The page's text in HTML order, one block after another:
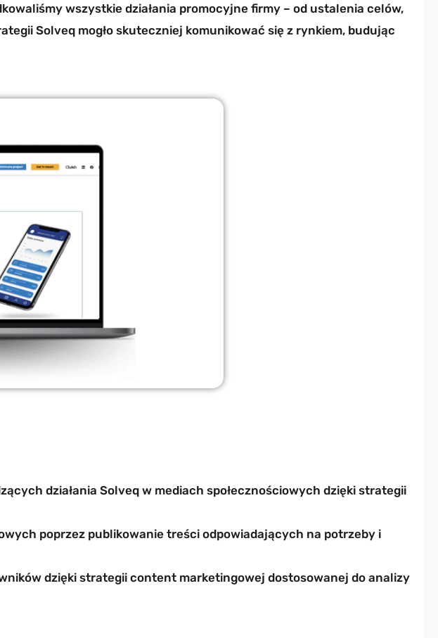
wszystkie działania promocyjne firmy – od ustalenia celów,
Solveq mogło skuteczniej komunikować się z rynkiem, budując
działania Solveq w mediach społecznościowych dzięki strategii
poprzez publikowanie treści odpowiadających na potrzeby i
dzięki strategii content marketingowej dostosowanej do analizy